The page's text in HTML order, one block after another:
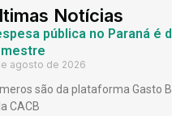
Notícias
pública no Paraná é
agosto de 2026
são da plataforma Gasto
CACB